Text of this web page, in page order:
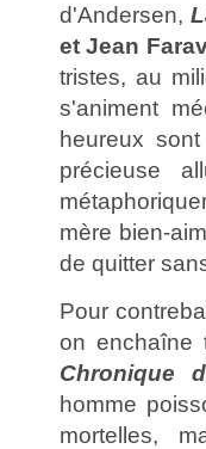
d'Andersen,
et Jean
tristes, au
s'animent
heureux
précieuse
mère bien-
de quitter
Pour
on enchaîne
Chronique
homme
mortelles,